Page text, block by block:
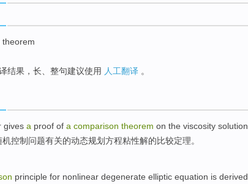
theorem
结果，长、整句建议使用 人工翻译 。
gives a proof of a comparison theorem on the viscosity solution
机控制问题有关的动态规划方程粘性解的比较定理。
principle for nonlinear degenerate elliptic equation is derived